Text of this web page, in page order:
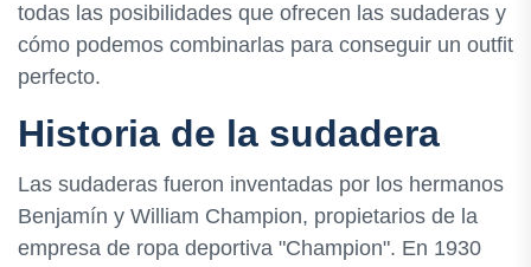
todas las posibilidades que ofrecen las sudaderas y
cómo podemos combinarlas para conseguir un outfit
perfecto.
Historia de la sudadera
Las sudaderas fueron inventadas por los hermanos
Benjamín y William Champion, propietarios de la
empresa de ropa deportiva "Champion". En 1930